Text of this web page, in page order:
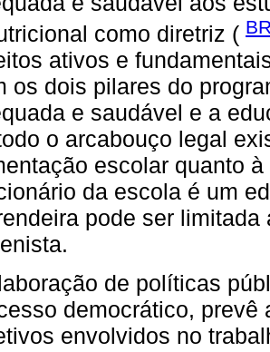
como diretriz (
ativos e
os dois pilares do
e saudável e a
o arcabouço legal
escolar quanto
da escola é um
pode ser
de políticas
democrático,
envolvidos no